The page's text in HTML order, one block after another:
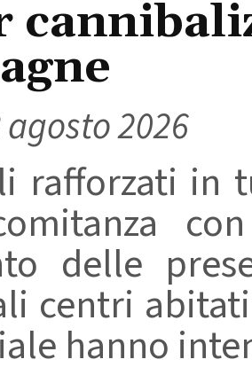
2026
rafforzati in
delle
centri
hanno